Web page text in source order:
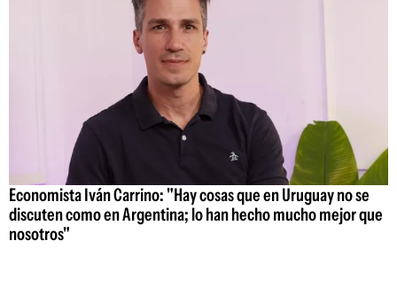
Economista Iván Carrino: "Hay cosas que en Uruguay no se
discuten como en Argentina; lo han hecho mucho mejor que
nosotros"